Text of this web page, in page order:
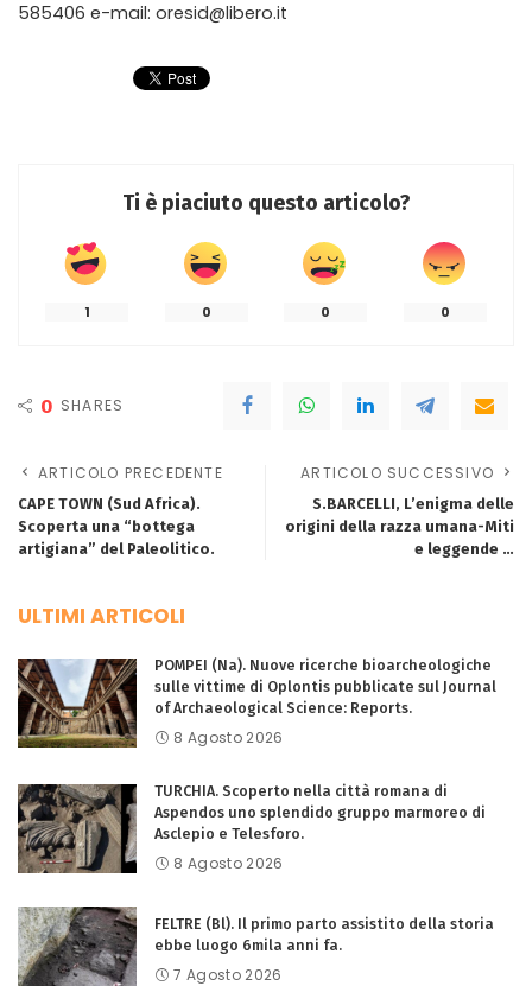
585406 e-mail: oresid@libero.it
Ti è piaciuto questo articolo?
1 0 0 0
0 SHARES
ARTICOLO PRECEDENTE
CAPE TOWN (Sud Africa).
Scoperta una “bottega
artigiana” del Paleolitico.
ARTICOLO SUCCESSIVO
S.BARCELLI, L’enigma delle
origini della razza umana-Miti
e leggende …
ULTIMI ARTICOLI
POMPEI (Na). Nuove ricerche bioarcheologiche
sulle vittime di Oplontis pubblicate sul Journal
of Archaeological Science: Reports.
8 Agosto 2026
TURCHIA. Scoperto nella città romana di
Aspendos uno splendido gruppo marmoreo di
Asclepio e Telesforo.
8 Agosto 2026
FELTRE (Bl). Il primo parto assistito della storia
ebbe luogo 6mila anni fa.
7 Agosto 2026